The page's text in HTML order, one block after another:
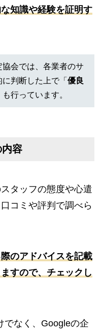
知識や経験を証明す
会では、各業者のサ
判断した上で「 優良
も行っています。
容
タッフの態度や心遣
コミや評判で調べら
のアドバイスを記載
すので、チェックし
でなく、Googleの企